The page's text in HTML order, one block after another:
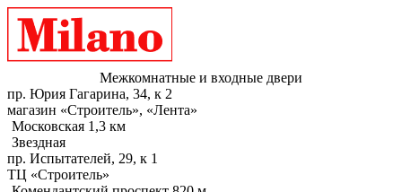
Межкомнатные и входные двери
пр. Юрия Гагарина, 34, к 2
магазин «Строитель», «Лента»
Московская 1,3 км
Звездная
пр. Испытателей, 29, к 1
ТЦ «Строитель»